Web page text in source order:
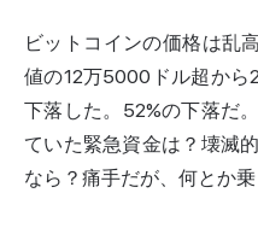
ビットコインの価格は乱
値の12万5000ドル超か
下落した。52%の下落だ
ていた緊急資金は？壊滅
なら？痛手だが、何とか乗